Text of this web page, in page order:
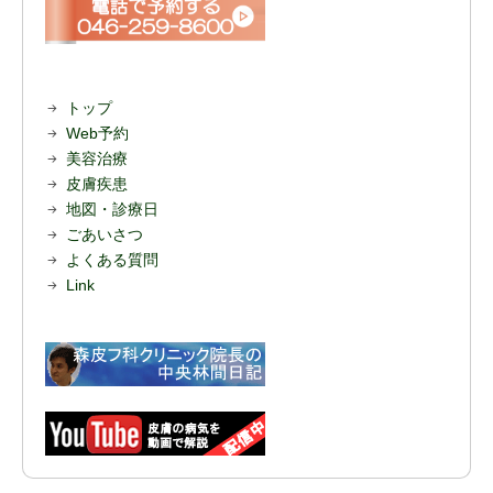
トップ
Web予約
美容治療
皮膚疾患
地図・診療日
ごあいさつ
よくある質問
Link